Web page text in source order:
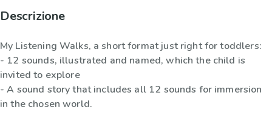
Descrizione
My Listening Walks, a short format just right for toddlers:
- 12 sounds, illustrated and named, which the child is
invited to explore
- A sound story that includes all 12 sounds for immersion
in the chosen world.